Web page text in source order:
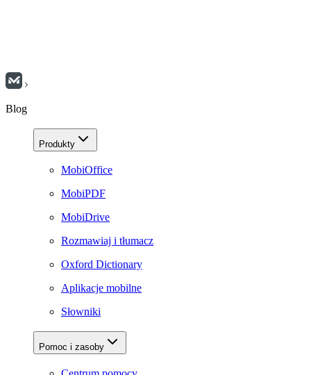
Blog
Produkty
MobiOffice
MobiPDF
MobiDrive
Rozmawiaj i tłumacz
Oxford Dictionary
Aplikacje mobilne
Słowniki
Pomoc i zasoby